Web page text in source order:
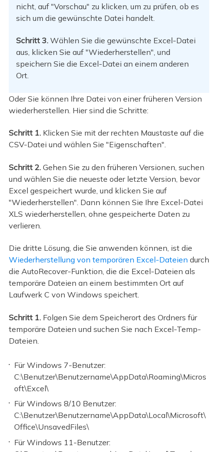
nicht, auf "Vorschau" zu klicken, um zu prüfen, ob es
sich um die gewünschte Datei handelt.
Schritt 3.Wählen Sie die gewünschte Excel-Datei
aus, klicken Sie auf "Wiederherstellen", und
speichern Sie die Excel-Datei an einem anderen
Ort.
Oder Sie können Ihre Datei von einer früheren Version
wiederherstellen. Hier sind die Schritte:
Schritt 1.Klicken Sie mit der rechten Maustaste auf die
CSV-Datei und wählen Sie "Eigenschaften".
Schritt 2.Gehen Sie zu den früheren Versionen, suchen
und wählen Sie die neueste oder letzte Version, bevor
Excel gespeichert wurde, und klicken Sie auf
"Wiederherstellen". Dann können Sie Ihre Excel-Datei
XLS wiederherstellen, ohne gespeicherte Daten zu
verlieren.
Die dritte Lösung, die Sie anwenden können, ist die
Wiederherstellung von temporären Excel-Dateien durch
die AutoRecover-Funktion, die die Excel-Dateien als
temporäre Dateien an einem bestimmten Ort auf
Laufwerk C von Windows speichert.
Schritt 1.Folgen Sie dem Speicherort des Ordners für
temporäre Dateien und suchen Sie nach Excel-Temp-
Dateien.
Für Windows 7-Benutzer:
C:\Benutzer\Benutzername\AppData\Roaming\Micros
oft\Excel\
Für Windows 8/10 Benutzer:
C:\Benutzer\Benutzername\AppData\Local\Microsoft\
Office\UnsavedFiles\
Für Windows 11-Benutzer: